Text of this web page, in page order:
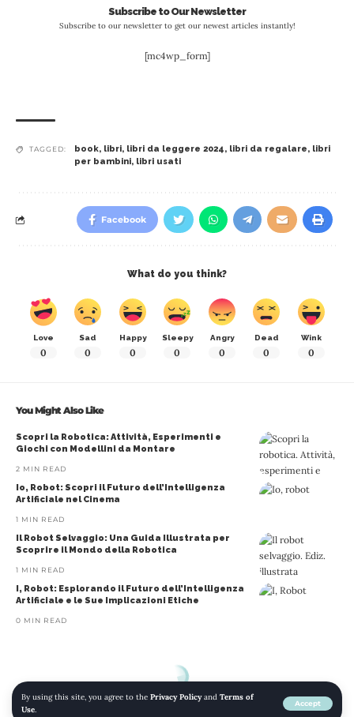
By using this site, you agree to the Privacy Policyand Terms of
Use.
Accept
Subscribe to Our Newsletter
Subscribe to our newsletter to get our newest articles instantly!
[mc4wp_form]
TAGGED: book, libri, libri da leggere 2024, libri da regalare, libri
per bambini, libri usati
Facebook
What do you think?
Love
0
Sad
0
Happy
0
Sleepy
0
Angry
0
Dead
0
Wink
0
You Might Also Like
Scopri la Robotica: Attività, Esperimenti e
Giochi con Modellini da Montare
2 MIN READ
Io, Robot: Scopri il Futuro dell’Intelligenza
Artificiale nel Cinema
1 MIN READ
Il Robot Selvaggio: Una Guida Illustrata per
Scoprire il Mondo della Robotica
1 MIN READ
I, Robot: Esplorando il Futuro dell’Intelligenza
Artificiale e le Sue Implicazioni Etiche
0 MIN READ